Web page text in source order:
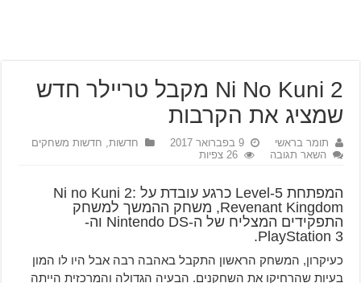
Ni No Kuni 2 מקבל טריילר חדש
שמציג את הקרבות
תומר בראשי 9 בפברואר 2017 חדשות, חדשות משחקים
השאר תגובה
26 צפיות
המפתחת Level-5 כרגע עובדת על Ni no Kuni 2:
Revenant Kingdom, משחק ההמשך למשחק
התפקידים המצליח של ה-Nintendo DS וה-
PlayStation 3.
כעיקרון, המשחק הראשון התקבל באהבה רבה אבל היו לו המון
בעיות שהרחיקו את השחקנים. הבעיה הגדולה והמרכזית הייתה